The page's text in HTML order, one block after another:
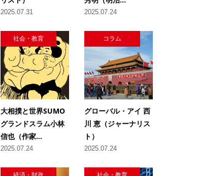
2025.07.31 2025.07.24
社会・教育
大相撲と世界SUMO
グランドスラム小林
信也（作家...
2025.07.24
コラム
グローバル・アイ 西
川 恵（ジャーナリス
ト）
2025.07.24